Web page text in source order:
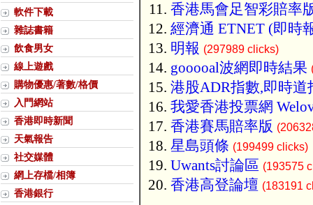
軟件下載
雜誌書籍
飲食男女
線上遊戲
購物優惠/著數/格價
入門網站
香港即時新聞
天氣報告
社交媒體
網上存檔/相簿
香港銀行
香港馬會足智彩賠率
經濟通 ETNET (即時
明報 (297989 clicks)
gooooal波網即時結果
港股ADR指數,即時道
我愛香港投票網
香港賽馬賠率版
星島頭條 (199499 clicks)
Uwants討論區 (193575
香港高登論壇 (183191